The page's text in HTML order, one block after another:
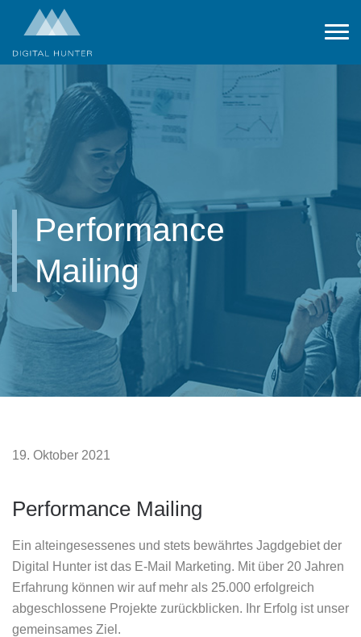
Performance
Mailing
19. Oktober 2021
Performance Mailing
Ein alteingesessenes und stets bewährtes Jagdgebiet der
Digital Hunter ist das E-Mail Marketing. Mit über 20 Jahren
Erfahrung können wir auf mehr als 25.000 erfolgreich
abgeschlossene Projekte zurückblicken. Ihr Erfolg ist unser
gemeinsames Ziel.